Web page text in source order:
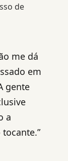
de
me dá
em
gente
a